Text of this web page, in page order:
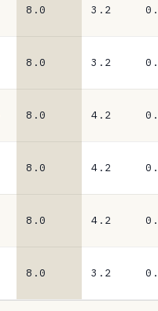
8.0 3.2
8.0 3.2
8.0 4.2
8.0 4.2
8.0 4.2
8.0 3.2